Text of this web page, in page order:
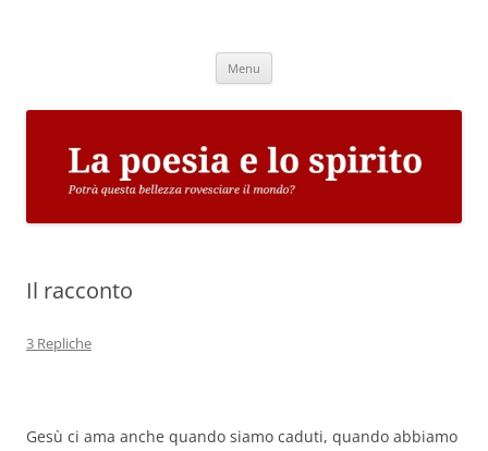
Menu
Il racconto
3 Repliche
Gesù ci ama anche quando siamo caduti, quando abbiamo